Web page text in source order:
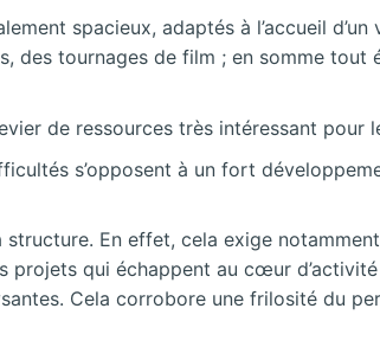
spacieux, adaptés à l’accueil
tournages de film ; en somme tout
de ressources très intéressant pour
s’opposent à un fort
En effet, cela exige
qui échappent au cœur
Cela corrobore une frilosité du